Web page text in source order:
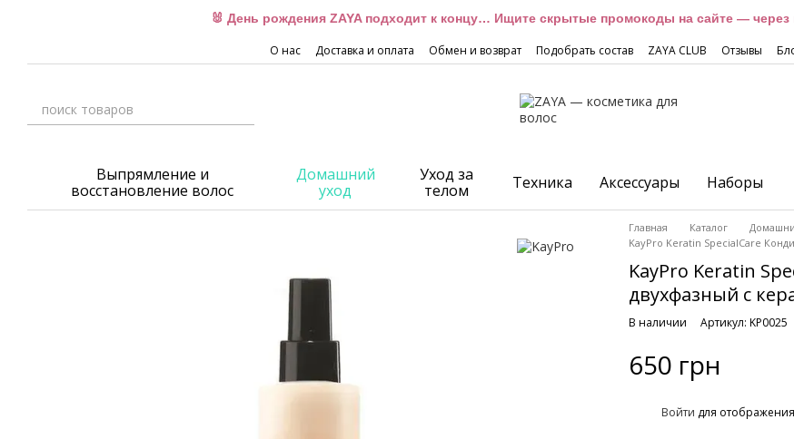
🐰 День рождения ZAYA подходит к концу… Ищите скрытые промокоды на сайте — через
О нас Доставка и оплата Обмен и возврат Подобрать состав ZAYA CLUB Отзывы
Выпрямление и
восстановление волос
Домашний
уход
Уход за
телом
Техника Аксессуары Наборы
Главная Каталог
KayPro Keratin SpecialCare
KayPro Keratin
двухфазный с
В наличии Артикул: KP0025
650 грн
Войти для